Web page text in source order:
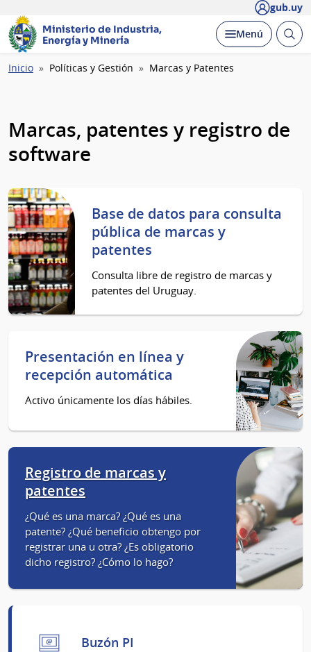
gub.uy
Ministerio de Industria,
Energía y Minería
Desplegar
Menú Abrir
Ruta
Inicio Políticas y Gestión Marcas y Patentes
Marcas, patentes y registro de
software
Base de datos para consulta
pública de marcas y
patentes
Consulta libre de registro de marcas y
patentes del Uruguay.
Presentación en línea y
recepción automática
Activo únicamente los días hábiles.
Registro de marcas y
patentes
¿Qué es una marca? ¿Qué es una
patente? ¿Qué beneficio obtengo por
registrar una u otra? ¿Es obligatorio
dicho registro? ¿Cómo lo hago?
Buzón PI